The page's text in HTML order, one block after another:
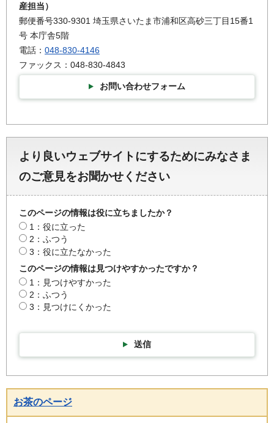
産担当）
郵便番号330-9301 埼玉県さいたま市浦和区高砂三丁目15番1
号 本庁舎5階
電話： 048-830-4146
ファックス：048-830-4843
お問い合わせフォーム
より良いウェブサイトにするためにみなさま
のご意見をお聞かせください
このページの情報は役に立ちましたか？
1：役に立った
2：ふつう
3：役に立たなかった
このページの情報は見つけやすかったですか？
1：見つけやすかった
2：ふつう
3：見つけにくかった
送信
お茶のページ